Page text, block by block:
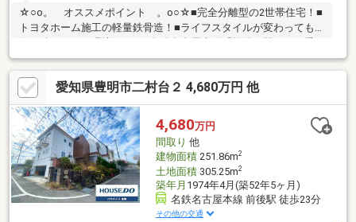
☆○o。 オススメポイント 。o○☆■完全分離型の2世帯住宅！■
トヨタホーム施工の軽量鉄骨造！■ライフスタイルが変わっても
住み続けやすい環境です！■名鉄名古屋本線「前後」駅：バス乗
車約12分 「二村台七丁目」停より徒歩約2分■地下鉄桜通線「徳
重」駅、地下鉄鶴舞線・名鉄豊田線「赤池」駅にもバス1本で行け
ます！■二村台小学校：徒歩約6分（約450ｍ）■豊明中学校：徒歩
約15分（約1200ｍ）■コノミヤハローフーヅ 豊明店：徒歩約11分
（約850ｍ）■ファミリーマート豊明二村台店：徒歩約4分（約300
ｍ）些細なことでも、ハウスドゥ東郷までお気軽にお問合せ下さ
い♪
愛知県豊明市二村台２ 4,680万円 他
4,680万円
間取り 他
建物面積251.86m2
土地面積305.25m2
築年月 1974年4月(築52年5ヶ月)
名鉄名古屋本線 前後駅 徒歩23分
その他の交通